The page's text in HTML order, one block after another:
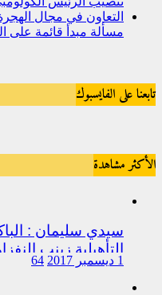
التعاون في مجال
مسألة مبدأ قائمة على
تابعنا على الفايسبوك
الأكثر مشاهدة
سيدي سليمان :
التأهيلية زينب
1 ديسمبر 2017 64